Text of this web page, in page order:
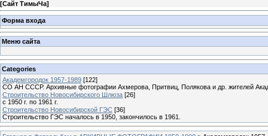
[Сайт ТимыЧа]
Форма входа
Меню сайта
Categories
Академгородок 1957-1989 [122]
СО АН СССР. Архивные фотографии Ахмерова, Притвиц, Полякова и др. жителей
Строительство Новосибирского Шлюза [26]
с 1950 г. по 1961 г.
Строительство Новосибирской ГЭС [36]
Строительство ГЭС началось в 1950, закончилось в 1961.